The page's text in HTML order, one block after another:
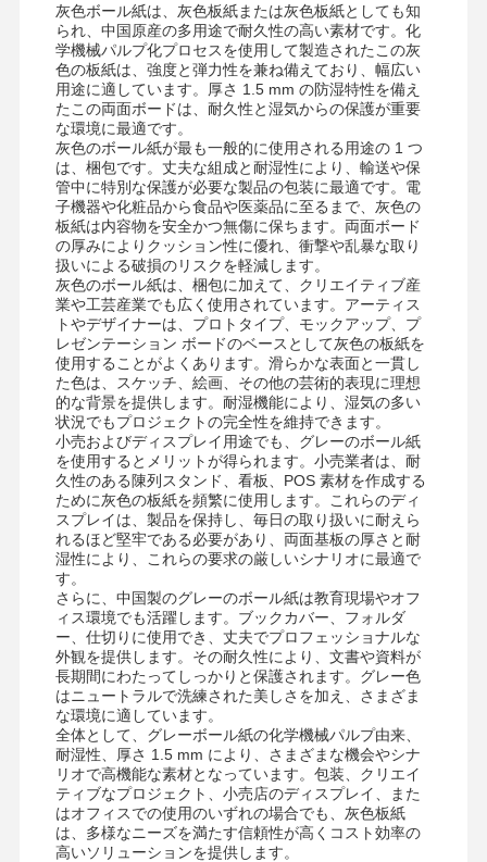
ケーキボード
灰色ボール紙は、灰色板紙または灰色板紙としても知
られ、中国原産の多用途で耐久性の高い素材です。化
学機械パルプ化プロセスを使用して製造されたこの灰
色の板紙は、強度と弾力性を兼ね備えており、幅広い
用途に適しています。厚さ 1.5 mm の防湿特性を備え
たこの両面ボードは、耐久性と湿気からの保護が重要
な環境に最適です。
灰色のボール紙が最も一般的に使用される用途の 1 つ
は、梱包です。丈夫な組成と耐湿性により、輸送や保
管中に特別な保護が必要な製品の包装に最適です。電
子機器や化粧品から食品や医薬品に至るまで、灰色の
板紙は内容物を安全かつ無傷に保ちます。両面ボード
の厚みによりクッション性に優れ、衝撃や乱暴な取り
扱いによる破損のリスクを軽減します。
灰色のボール紙は、梱包に加えて、クリエイティブ産
業や工芸産業でも広く使用されています。アーティス
トやデザイナーは、プロトタイプ、モックアップ、プ
レゼンテーション ボードのベースとして灰色の板紙を
使用することがよくあります。滑らかな表面と一貫し
た色は、スケッチ、絵画、その他の芸術的表現に理想
的な背景を提供します。耐湿機能により、湿気の多い
状況でもプロジェクトの完全性を維持できます。
小売およびディスプレイ用途でも、グレーのボール紙
を使用するとメリットが得られます。小売業者は、耐
久性のある陳列スタンド、看板、POS 素材を作成する
ために灰色の板紙を頻繁に使用します。これらのディ
スプレイは、製品を保持し、毎日の取り扱いに耐えら
れるほど堅牢である必要があり、両面基板の厚さと耐
湿性により、これらの要求の厳しいシナリオに最適で
す。
さらに、中国製のグレーのボール紙は教育現場やオフ
ィス環境でも活躍します。ブックカバー、フォルダ
ー、仕切りに使用でき、丈夫でプロフェッショナルな
外観を提供します。その耐久性により、文書や資料が
長期間にわたってしっかりと保護されます。グレー色
はニュートラルで洗練された美しさを加え、さまざま
な環境に適しています。
全体として、グレーボール紙の化学機械パルプ由来、
耐湿性、厚さ 1.5 mm により、さまざまな機会やシナ
リオで高機能な素材となっています。包装、クリエイ
ティブなプロジェクト、小売店のディスプレイ、また
はオフィスでの使用のいずれの場合でも、灰色板紙
は、多様なニーズを満たす信頼性が高くコスト効率の
高いソリューションを提供します。